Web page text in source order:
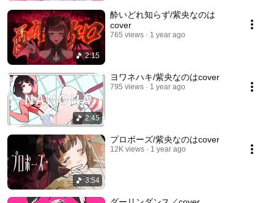
2:15
酔いどれ知らず/紫央なのは
cover
765 views 1 year ago
2:45
ヨワネハキ/紫央なのはcover
795 views 1 year ago
3:54
プロポーズ/紫央なのはcover
12K views 1 year ago